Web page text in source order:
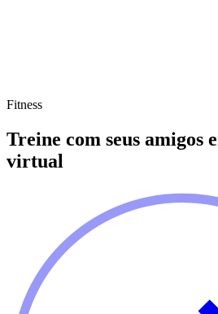
Fitness
Treine com seus amigos
virtual